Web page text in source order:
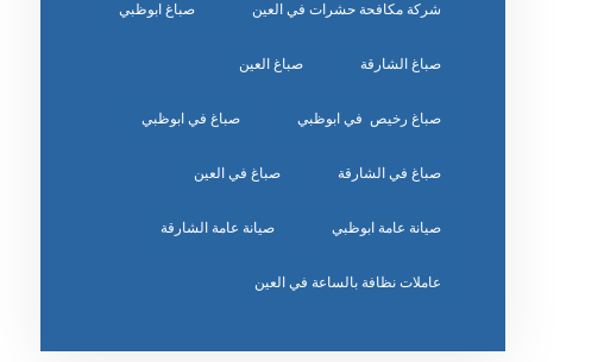
شركة مكافحة حشرات في العين صباغ ابوظبي
صباغ الشارقة صباغ العين
صباغ رخيص في ابوظبي صباغ في ابوظبي
صباغ في الشارقة صباغ في العين
صيانة عامة ابوظبي صيانة عامة الشارقة
عاملات نظافة بالساعة في العين